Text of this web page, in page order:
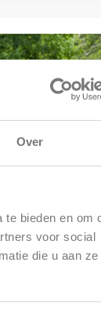
Over
bieden en om
voor social
die u aan ze